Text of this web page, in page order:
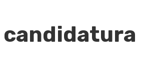
candidatura